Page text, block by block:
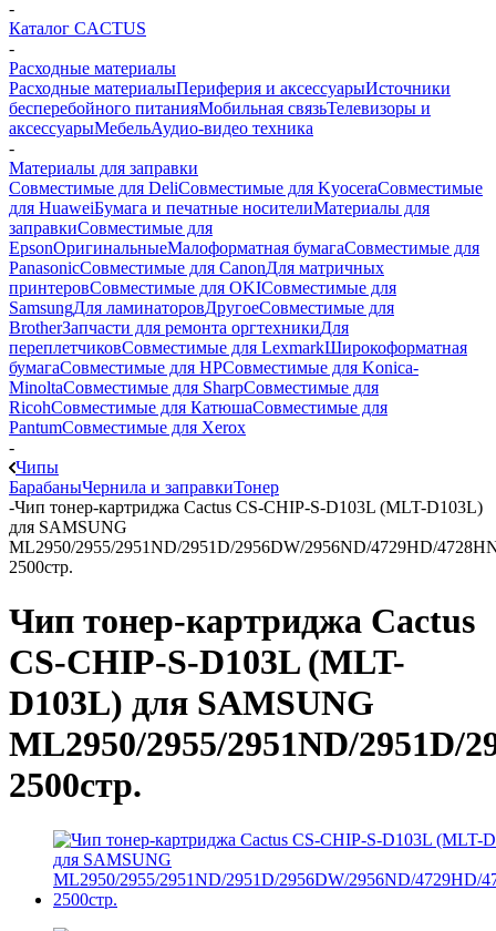
-
Каталог CACTUS
-
Расходные материалы
Расходные материалыПериферия и аксессуарыИсточники
бесперебойного питанияМобильная связьТелевизоры и
аксессуарыМебельАудио-видео техника
-
Материалы для заправки
Совместимые для DeliСовместимые для KyoceraСовместимые
для HuaweiБумага и печатные носителиМатериалы для
заправкиСовместимые для
EpsonОригинальныеМалоформатная бумагаСовместимые для
PanasonicСовместимые для CanonДля матричных
принтеровСовместимые для OKIСовместимые для
SamsungДля ламинаторовДругоеСовместимые для
BrotherЗапчасти для ремонта оргтехникиДля
переплетчиковСовместимые для LexmarkШирокоформатная
бумагаСовместимые для HPСовместимые для Konica-
MinoltaСовместимые для SharpСовместимые для
RicohСовместимые для КатюшаСовместимые для
PantumСовместимые для Xerox
-
Чипы
БарабаныЧернила и заправкиТонер
-Чип тонер-картриджа Cactus CS-CHIP-S-D103L (MLT-D103L)
для SAMSUNG
ML2950/2955/2951ND/2951D/2956DW/2956ND/4729HD/
2500стр.
Чип тонер-картриджа Cactus
CS-CHIP-S-D103L (MLT-
D103L) для SAMSUNG
ML2950/2955/2951ND/2951D/
2500стр.